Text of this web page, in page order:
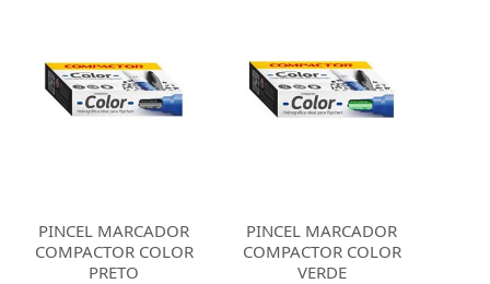
PINCEL MARCADOR
COMPACTOR COLOR
PRETO
PINCEL MARCADOR
COMPACTOR COLOR
VERDE